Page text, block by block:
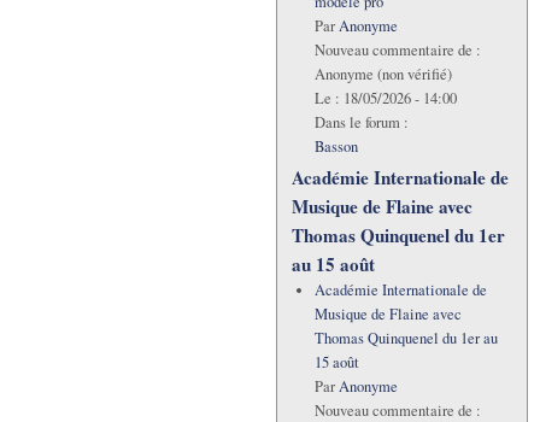
ParAnonyme
Nouveau commentaire de :
Anonyme (non vérifié)
Le : 18/05/2026 - 14:00
Dans le forum :
Basson
Académie Internationale de
Musique de Flaine avec
Thomas Quinquenel du 1er
au 15 août
Académie Internationale de
Musique de Flaine avec
Thomas Quinquenel du 1er au
15 août
ParAnonyme
Nouveau commentaire de :